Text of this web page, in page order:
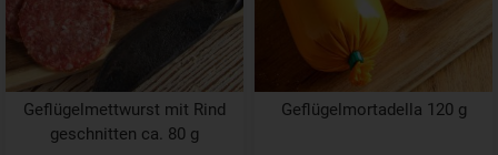
Geflügelmettwurst mit Rind
geschnitten ca. 80 g
Geflügelmortadella 120 g